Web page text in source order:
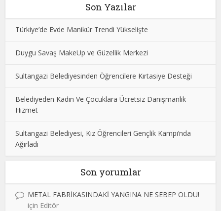
Son Yazılar
Türkiye’de Evde Manikür Trendi Yükselişte
Duygu Savaş MakeUp ve Güzellik Merkezi
Sultangazi Belediyesinden Öğrencilere Kırtasiye Desteği
Belediyeden Kadın Ve Çocuklara Ücretsiz Danışmanlık
Hizmet
Sultangazi Belediyesi, Kız Öğrencileri Gençlik Kampı’nda
Ağırladı
Son yorumlar
METAL FABRİKASINDAKİ YANGINA NE SEBEP OLDU!
için Editör